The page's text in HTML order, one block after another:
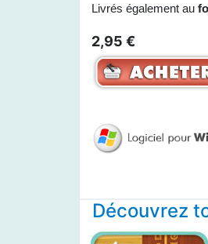
Livrés également au
2,95 €
Découvrez